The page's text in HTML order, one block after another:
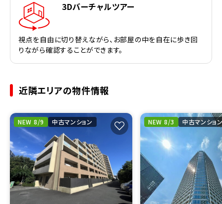
3Dバーチャルツアー
視点を自由に切り替えながら、お部屋の中を自在に歩き回
りながら確認することができます。
近隣エリアの物件情報
NEW 8/9 中古マンション NEW 8/3 中古マンショ